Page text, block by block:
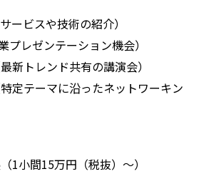
ービスや技術の紹介）
レゼンテーション機会）
新トレンド共有の講演会）
定テーマに沿ったネットワーキン
1小間15万円（税抜）～）